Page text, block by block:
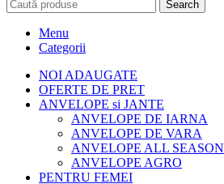
Search
Menu
Categorii
NOI ADAUGATE
OFERTE DE PRET
ANVELOPE si JANTE
ANVELOPE DE IARNA
ANVELOPE DE VARA
ANVELOPE ALL SEASON
ANVELOPE AGRO
PENTRU FEMEI